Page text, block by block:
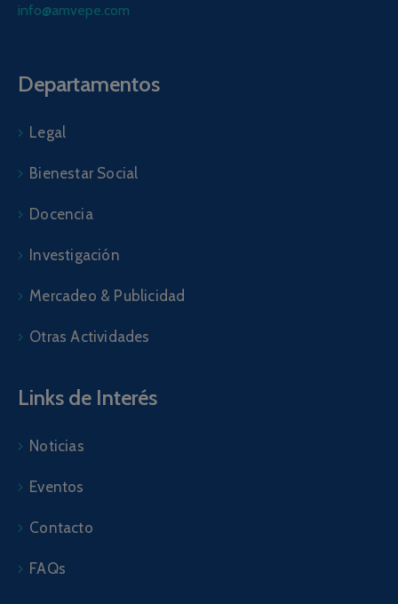
info@amvepe.com
Departamentos
Legal
Bienestar Social
Docencia
Investigación
Mercadeo & Publicidad
Otras Actividades
Links de Interés
Noticias
Eventos
Contacto
FAQs